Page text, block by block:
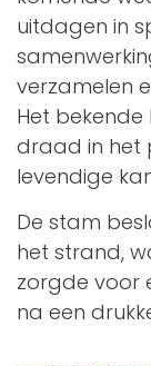
uitdagen in
verzamelen
Het
draad in het
levendige
De stam
het strand,
zorgde voor
na een